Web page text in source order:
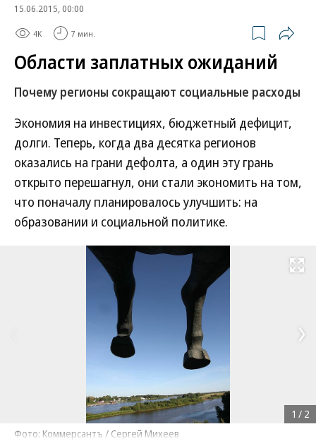
15.06.2015, 00:00
4K 7 мин.
Области заплатных ожиданий
Почему регионы сокращают социальные расходы
Экономия на инвестициях, бюджетный дефицит,
долги. Теперь, когда два десятка регионов
оказались на грани дефолта, а один эту грань
открыто перешагнул, они стали экономить на том,
что поначалу планировалось улучшить: на
образовании и социальной политике.
Развернуть
Фото: Коммерсантъ / Сергей Михеев
1 / 2